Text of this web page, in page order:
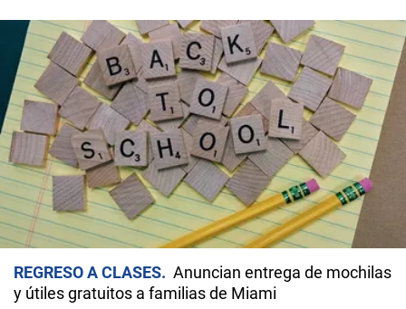
REGRESO A CLASES
Anuncian entrega de mochilas
y útiles gratuitos a familias de Miami